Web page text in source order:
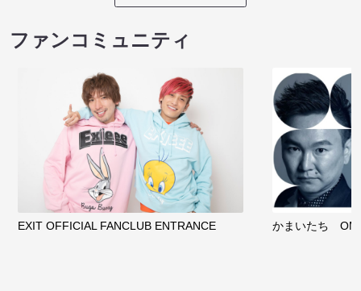
ファンコミュニティ
EXIT OFFICIAL FANCLUB ENTRANCE かまいたち